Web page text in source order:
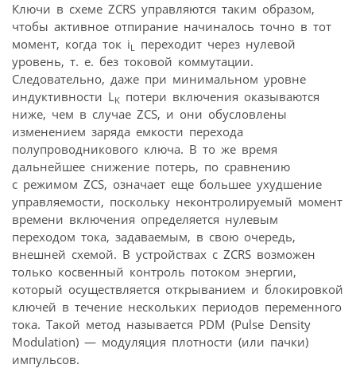
Ключи в схеме ZCRS управляются таким образом,
чтобы активное отпирание начиналось точно в тот
момент, когда ток iL переходит через нулевой
уровень, т. е. без токовой коммутации.
Следовательно, даже при минимальном уровне
индуктивности LK потери включения оказываются
ниже, чем в случае ZCS, и они обусловлены
изменением заряда емкости перехода
полупроводникового ключа. В то же время
дальнейшее снижение потерь, по сравнению
с режимом ZCS, означает еще большее ухудшение
управляемости, поскольку неконтролируемый момент
времени включения определяется нулевым
переходом тока, задаваемым, в свою очередь,
внешней схемой. В устройствах с ZCRS возможен
только косвенный контроль потоком энергии,
который осуществляется открыванием и блокировкой
ключей в течение нескольких периодов переменного
тока. Такой метод называется PDM (Pulse Density
Modulation) — модуляция плотности (или пачки)
импульсов.